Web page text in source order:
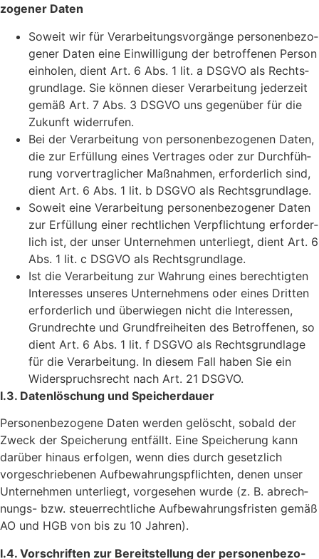
zo­gener Daten
Soweit wir für Verar­bei­tungs­vor­gänge perso­nen­be­zo­
gener Daten eine Einwil­li­gung der betrof­fenen Person
einholen, dient Art. 6 Abs. 1 lit. a DSGVO als Rechts­
grund­lage. Sie können dieser Verar­bei­tung jeder­zeit
gemäß Art. 7 Abs. 3 DSGVO uns gegen­über für die
Zukunft widerrufen.
Bei der Verar­bei­tung von perso­nen­be­zo­genen Daten,
die zur Erfül­lung eines Vertrages oder zur Durch­füh­
rung vorver­trag­li­cher Maßnahmen, erfor­der­lich sind,
dient Art. 6 Abs. 1 lit. b DSGVO als Rechtsgrundlage.
Soweit eine Verar­bei­tung perso­nen­be­zo­gener Daten
zur Erfül­lung einer recht­li­chen Verpflich­tung erfor­der­
lich ist, der unser Unter­nehmen unter­liegt, dient Art. 6
Abs. 1 lit. c DSGVO als Rechtsgrundlage.
Ist die Verar­bei­tung zur Wahrung eines berech­tigten
Inter­esses unseres Unter­neh­mens oder eines Dritten
erfor­der­lich und über­wiegen nicht die Inter­essen,
Grund­rechte und Grund­frei­heiten des Betrof­fenen, so
dient Art. 6 Abs. 1 lit. f DSGVO als Rechts­grund­lage
für die Verar­bei­tung. In diesem Fall haben Sie ein
Wider­spruchs­recht nach Art. 21 DSGVO.
I.3. Daten­lö­schung und Speicherdauer
Perso­nen­be­zo­gene Daten werden gelöscht, sobald der
Zweck der Spei­che­rung entfällt. Eine Spei­che­rung kann
darüber hinaus erfolgen, wenn dies durch gesetz­lich
vorge­schrie­benen Aufbe­wah­rungs­pflichten, denen unser
Unter­nehmen unter­liegt, vorge­sehen wurde (z. B. abrech­
nungs- bzw. steu­er­recht­liche Aufbe­wah­rungs­fristen gemäß
AO und HGB von bis zu 10 Jahren).
I.4. Vorschriften zur Bereit­stel­lung der perso­nen­be­zo­